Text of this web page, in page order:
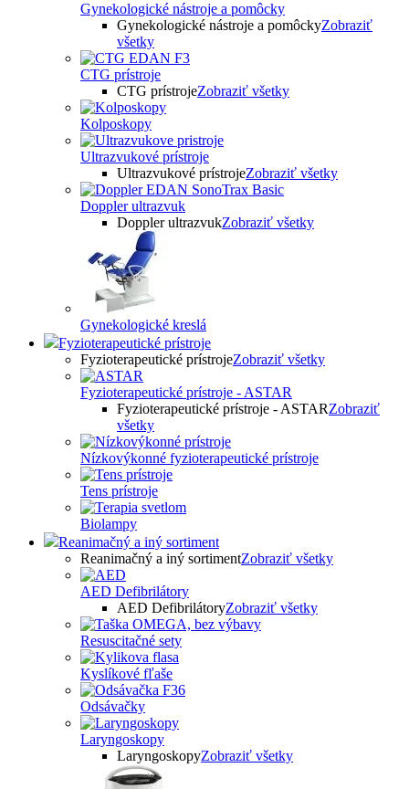
Gynekologické nástroje a pomôcky
Gynekologické nástroje a pomôckyZobraziť
všetky
CTG prístroje
CTG prístrojeZobraziť všetky
Kolposkopy
Ultrazvukové prístroje
Ultrazvukové prístrojeZobraziť všetky
Doppler ultrazvuk
Doppler ultrazvukZobraziť všetky
Gynekologické kreslá
Fyzioterapeutické prístroje
Fyzioterapeutické prístrojeZobraziť všetky
Fyzioterapeutické prístroje - ASTAR
Fyzioterapeutické prístroje - ASTARZobraziť
všetky
Nízkovýkonné fyzioterapeutické prístroje
Tens prístroje
Biolampy
Reanimačný a iný sortiment
Reanimačný a iný sortimentZobraziť všetky
AED Defibrilátory
AED DefibrilátoryZobraziť všetky
Resuscitačné sety
Kyslíkové fľaše
Odsávačky
Laryngoskopy
LaryngoskopyZobraziť všetky